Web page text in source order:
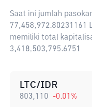
Saat ini jumlah
77,458,972.80231161
memiliki total
3,418,503,795.6751
LTC/IDR
803,110 -0.01 %